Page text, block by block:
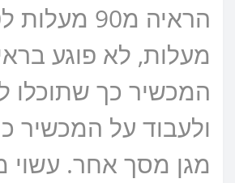
מעלות, לא פוגע
המכשיר כך שתוכלו
ולעבוד על המכשיר
מגן מסך אחר. עשוי